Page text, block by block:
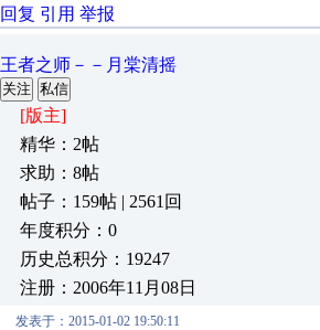
回复 引用 举报
王者之师－－月棠清摇
关注 私信
[版主]
精华：2帖
求助：8帖
帖子：159帖 | 2561回
年度积分：0
历史总积分：19247
注册：2006年11月08日
发表于：2015-01-02 19:50:11